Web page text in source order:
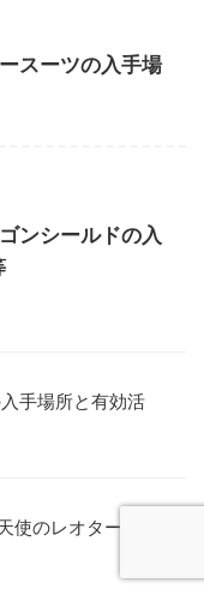
スーツの入手場
ンシールドの入
手場所と有効活
使のレオタード)